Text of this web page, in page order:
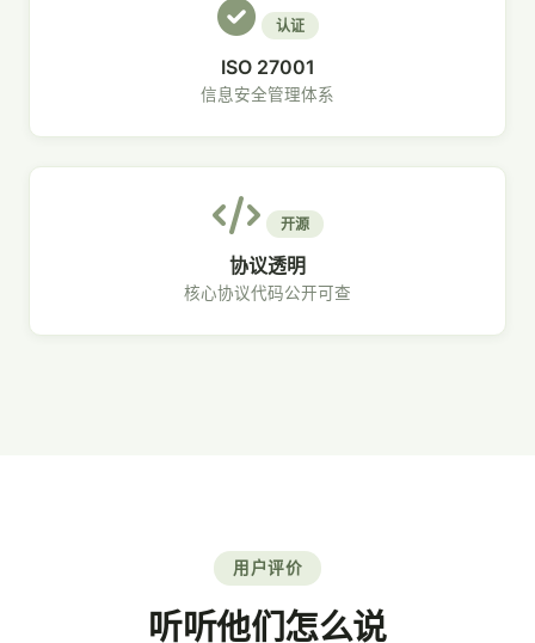
认证
ISO 27001
信息安全管理体系
开源
协议透明
核心协议代码公开可查
用户评价
听听他们怎么说